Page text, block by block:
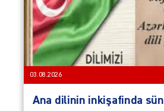
03.08.2026
Ana dilinin inkişafinda